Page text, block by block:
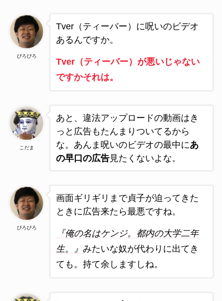
ぴろぴろ
Tver（ティーバー）に呪いのビデオ
あるんですか。
Tver（ティーバー）が悪いじゃない
ですかそれは。
こだま
あと、違法アップロードの動画はき
っと広告もたんまりついてるから
な。あんま呪いのビデオの最中にあ
の早口の広告見たくないよな。
ぴろぴろ
画面ギリギリまで貞子が迫ってきた
ときに広告来たら最悪ですね。
『俺の名はケンジ。都内の大学二年
生。』 みたいな奴が代わりに出てき
ても。持て余しますしね。